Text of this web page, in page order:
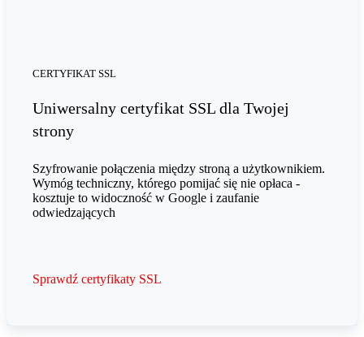
CERTYFIKAT SSL
Uniwersalny certyfikat SSL dla Twojej
strony
Szyfrowanie połączenia między stroną a użytkownikiem.
Wymóg techniczny, którego pomijać się nie opłaca -
kosztuje to widoczność w Google i zaufanie
odwiedzających
Sprawdź certyfikaty SSL